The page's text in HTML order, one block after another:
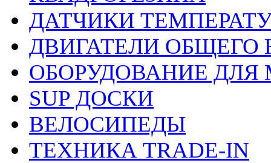
ДАТЧИКИ
ДВИГАТЕЛИ ОБЩЕГО
ОБОРУДОВАНИЕ
SUP ДОСКИ
ВЕЛОСИПЕДЫ
ТЕХНИКА TRADE-IN